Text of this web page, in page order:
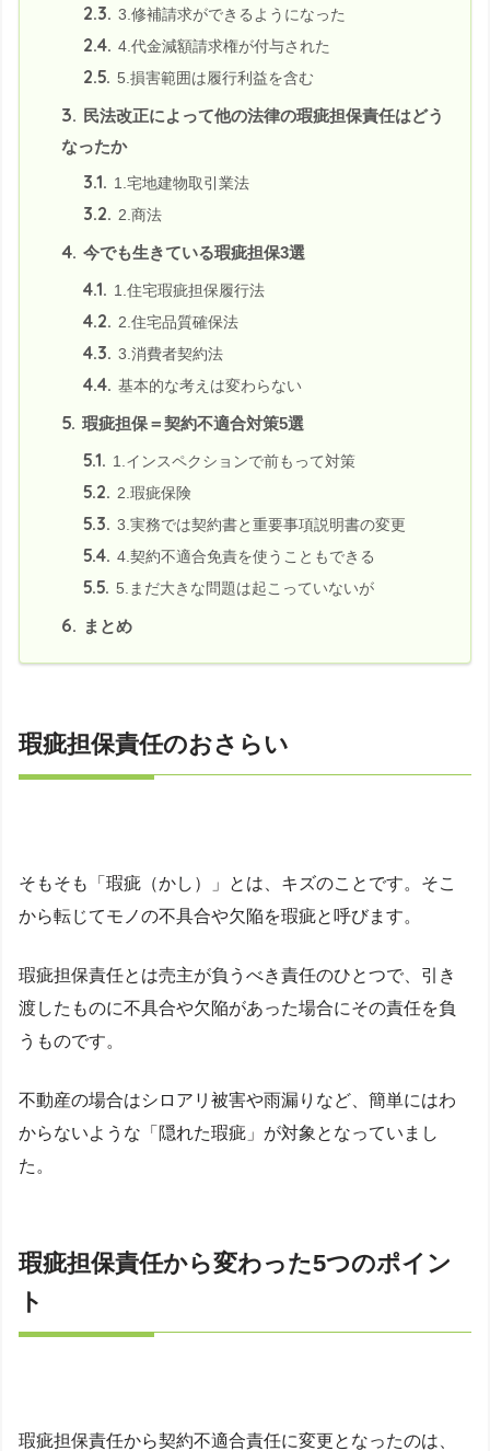
2.3. 3.修補請求ができるようになった
2.4. 4.代金減額請求権が付与された
2.5. 5.損害範囲は履行利益を含む
3. 民法改正によって他の法律の瑕疵担保責任はどう
なったか
3.1. 1.宅地建物取引業法
3.2. 2.商法
4. 今でも生きている瑕疵担保3選
4.1. 1.住宅瑕疵担保履行法
4.2. 2.住宅品質確保法
4.3. 3.消費者契約法
4.4. 基本的な考えは変わらない
5. 瑕疵担保＝契約不適合対策5選
5.1. 1.インスペクションで前もって対策
5.2. 2.瑕疵保険
5.3. 3.実務では契約書と重要事項説明書の変更
5.4. 4.契約不適合免責を使うこともできる
5.5. 5.まだ大きな問題は起こっていないが
6. まとめ
瑕疵担保責任のおさらい
そもそも「瑕疵（かし）」とは、キズのことです。そこ
から転じてモノの不具合や欠陥を瑕疵と呼びます。
瑕疵担保責任とは売主が負うべき責任のひとつで、引き
渡したものに不具合や欠陥があった場合にその責任を負
うものです。
不動産の場合はシロアリ被害や雨漏りなど、簡単にはわ
からないような「隠れた瑕疵」が対象となっていまし
た。
瑕疵担保責任から変わった5つのポイン
ト
瑕疵担保責任から契約不適合責任に変更となったのは、